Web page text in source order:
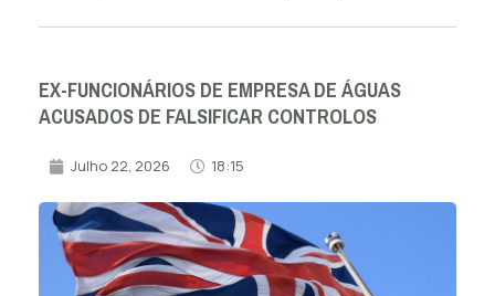
EX-FUNCIONÁRIOS DE EMPRESA DE ÁGUAS
ACUSADOS DE FALSIFICAR CONTROLOS
Julho 22, 2026 18:15